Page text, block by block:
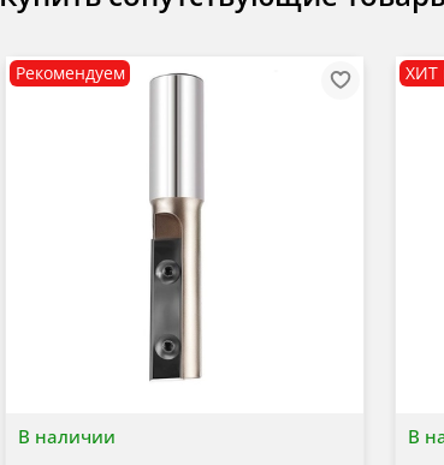
В наличии
Рекомендуем
В
ХИТ